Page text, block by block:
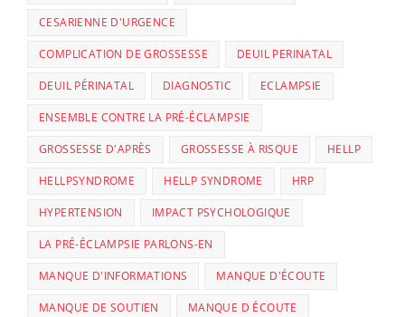
CESARIENNE D'URGENCE
COMPLICATION DE GROSSESSE DEUIL PERINATAL
DEUIL PÉRINATAL DIAGNOSTIC ECLAMPSIE
ENSEMBLE CONTRE LA PRÉ-ÉCLAMPSIE
GROSSESSE D'APRÈS GROSSESSE À RISQUE HELLP
HELLPSYNDROME HELLP SYNDROME HRP
HYPERTENSION IMPACT PSYCHOLOGIQUE
LA PRÉ-ÉCLAMPSIE PARLONS-EN
MANQUE D'INFORMATIONS MANQUE D'ÉCOUTE
MANQUE DE SOUTIEN MANQUE D ÉCOUTE